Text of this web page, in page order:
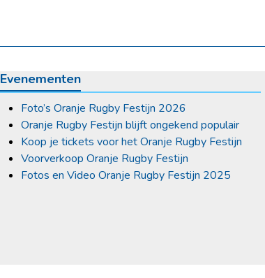
Evenementen
Foto’s Oranje Rugby Festijn 2026
Oranje Rugby Festijn blijft ongekend populair
Koop je tickets voor het Oranje Rugby Festijn
Voorverkoop Oranje Rugby Festijn
Fotos en Video Oranje Rugby Festijn 2025